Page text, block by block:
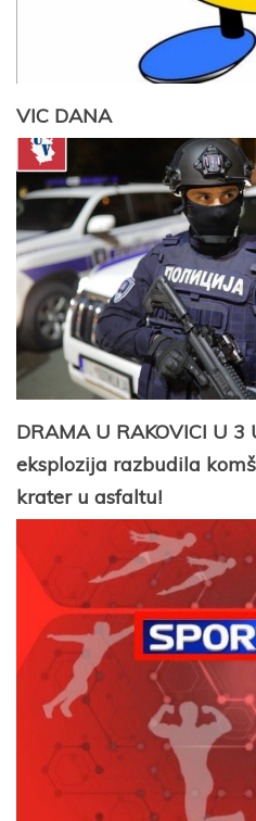
VIC DANA
DRAMA U RAKOVICI U 3
eksplozija razbudila
krater u asfaltu!